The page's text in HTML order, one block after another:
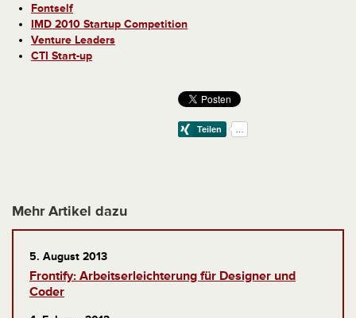
Fontself
IMD 2010 Startup Competition
Venture Leaders
CTI Start-up
Mehr Artikel dazu
5. August 2013
Frontify: Arbeitserleichterung für Designer und
Coder